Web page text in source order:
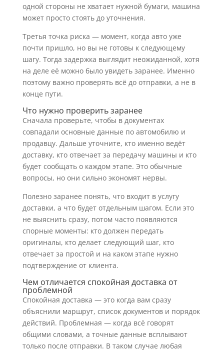
одной стороны не хватает нужной бумаги, машина
может просто стоять до уточнения.
Третья точка риска — момент, когда авто уже
почти пришло, но вы не готовы к следующему
шагу. Тогда задержка выглядит неожиданной, хотя
на деле её можно было увидеть заранее. Именно
поэтому важно проверять всё до отправки, а не в
конце пути.
Что нужно проверить заранее
Сначала проверьте, чтобы в документах
совпадали основные данные по автомобилю и
продавцу. Дальше уточните, кто именно ведёт
доставку, кто отвечает за передачу машины и кто
будет сообщать о каждом этапе. Это обычные
вопросы, но они сильно экономят нервы.
Полезно заранее понять, что входит в услугу
доставки, а что будет отдельным шагом. Если это
не выяснить сразу, потом часто появляются
спорные моменты: кто должен передать
оригиналы, кто делает следующий шаг, кто
отвечает за простой и на каком этапе нужно
подтверждение от клиента.
Чем отличается спокойная доставка от
проблемной
Спокойная доставка — это когда вам сразу
объяснили маршрут, список документов и порядок
действий. Проблемная — когда всё говорят
общими словами, а точные данные всплывают
только после отправки. В таком случае любая